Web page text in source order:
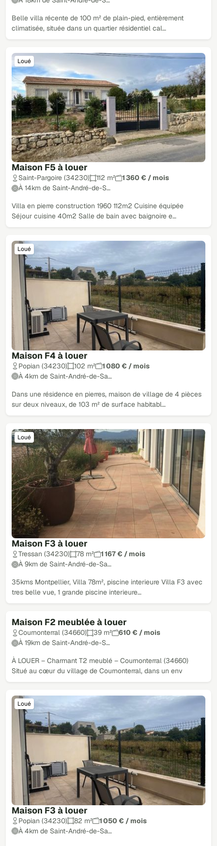
Belle villa récente de 100 m² de plain-pied, entièrement
climatisée, située dans un quartier résidentiel cal…
Maison F5 à louer
Loué
Saint-Pargoire (34230) 112 m²
1 360 € / mois
À 14km de Saint-André-de-S…
Villa en pierre construction 1960 112m2 Cuisine équipée
Séjour cuisine 40m2 Salle de bain avec baignoire e…
Maison F4 à louer
Loué
Popian (34230) 102 m²
1 080 € / mois
À 4km de Saint-André-de-Sa…
Dans une résidence en pierres, maison de village de 4 pièces
sur deux niveaux, de 103 m² de surface habitabl…
Maison F3 à louer
Loué
Tressan (34230) 78 m²
1 167 € / mois
À 9km de Saint-André-de-Sa…
35kms Montpellier, Villa 78m², piscine interieure Villa F3 avec
tres belle vue, 1 grande piscine interieure…
Maison F2 meublée à louer
Loué
Cournonterral (34660) 39 m²
610 € / mois
À 19km de Saint-André-de-S…
À LOUER – Charmant T2 meublé – Cournonterral (34660)
Situé au cœur du village de Cournonterral, dans un env
Maison F3 à louer
Loué
Popian (34230) 82 m²
1 050 € / mois
À 4km de Saint-André-de-Sa…